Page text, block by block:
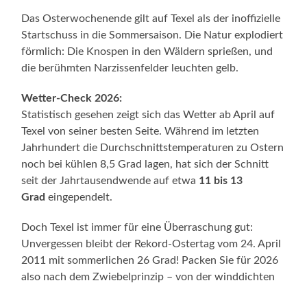
Das Osterwochenende gilt auf Texel als der inoffizielle
Startschuss in die Sommersaison. Die Natur explodiert
förmlich: Die Knospen in den Wäldern sprießen, und
die berühmten Narzissenfelder leuchten gelb.
Wetter-Check 2026:
Statistisch gesehen zeigt sich das Wetter ab April auf
Texel von seiner besten Seite. Während im letzten
Jahrhundert die Durchschnittstemperaturen zu Ostern
noch bei kühlen 8,5 Grad lagen, hat sich der Schnitt
seit der Jahrtausendwende auf etwa 11 bis 13
Grad eingependelt.
Doch Texel ist immer für eine Überraschung gut:
Unvergessen bleibt der Rekord-Ostertag vom 24. April
2011 mit sommerlichen 26 Grad! Packen Sie für 2026
also nach dem Zwiebelprinzip – von der winddichten